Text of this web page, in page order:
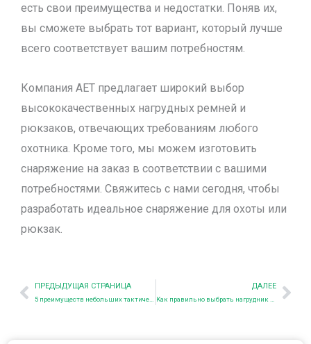
есть свои преимущества и недостатки. Поняв их,
вы сможете выбрать тот вариант, который лучше
всего соответствует вашим потребностям.
Компания AET предлагает широкий выбор
высококачественных нагрудных ремней и
рюкзаков, отвечающих требованиям любого
охотника. Кроме того, мы можем изготовить
снаряжение на заказ в соответствии с вашими
потребностями. Свяжитесь с нами сегодня, чтобы
разработать идеальное снаряжение для охоты или
рюкзак.
Пред.
ПРЕДЫДУЩАЯ СТРАНИЦА ДАЛЕЕ